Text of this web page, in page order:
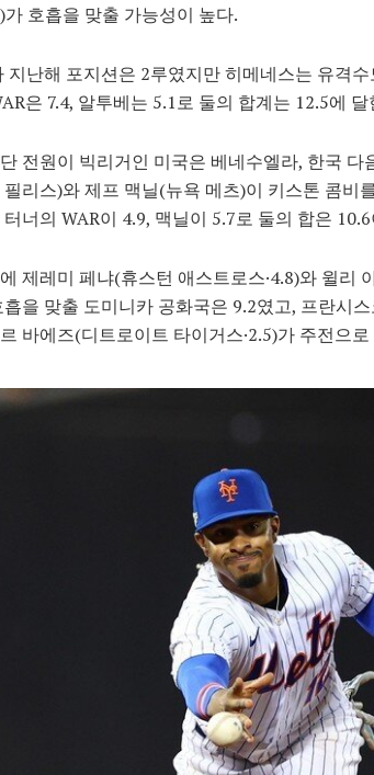
가 호흡을 맞출 가능성이 높다.
지난해 포지션은 2루였지만 히메네스는 유격
은 7.4, 알투베는 5.1로 둘의 합계는 12.5에 달
전원이 빅리거인 미국은 베네수엘라, 한국 다
필리스)와 제프 맥닐(뉴욕 메츠)이 키스톤 콤비
너의 WAR이 4.9, 맥닐이 5.7로 둘의 합은
제레미 페냐(휴스턴 애스트로스·4.8)와 윌리
흡을 맞출 도미니카 공화국은 9.2였고, 프란시
바에즈(디트로이트 타이거스·2.5)가 주전으